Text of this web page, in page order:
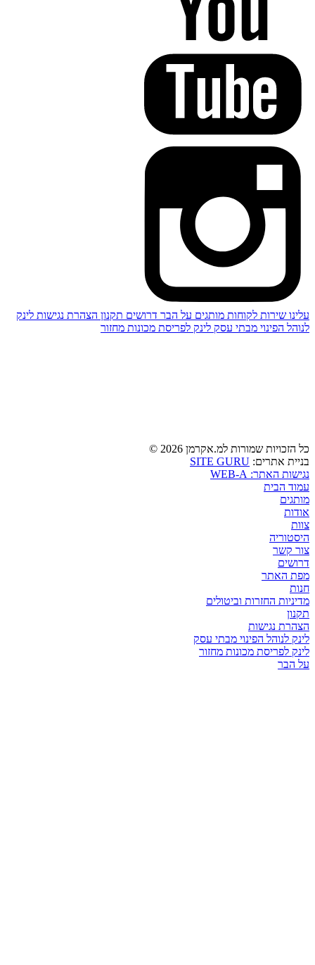
עלינו שירות לקוחות מותגים על הבר דרושים תקנון הצהרת נגישות לינק
לנוהל הפינוי מבתי עסק לינק לפריסת מכונות מחזור
כל הזכויות שמורות למ.אקרמן 2026 ©
בניית אתרים: SITE GURU
נגישות האתר: WEB-A
עמוד הבית
מותגים
אודות
צוות
היסטוריה
צור קשר
דרושים
מפת האתר
חנות
מדיניות החזרות וביטולים
תקנון
הצהרת נגישות
לינק לנוהל הפינוי מבתי עסק
לינק לפריסת מכונות מחזור
על הבר